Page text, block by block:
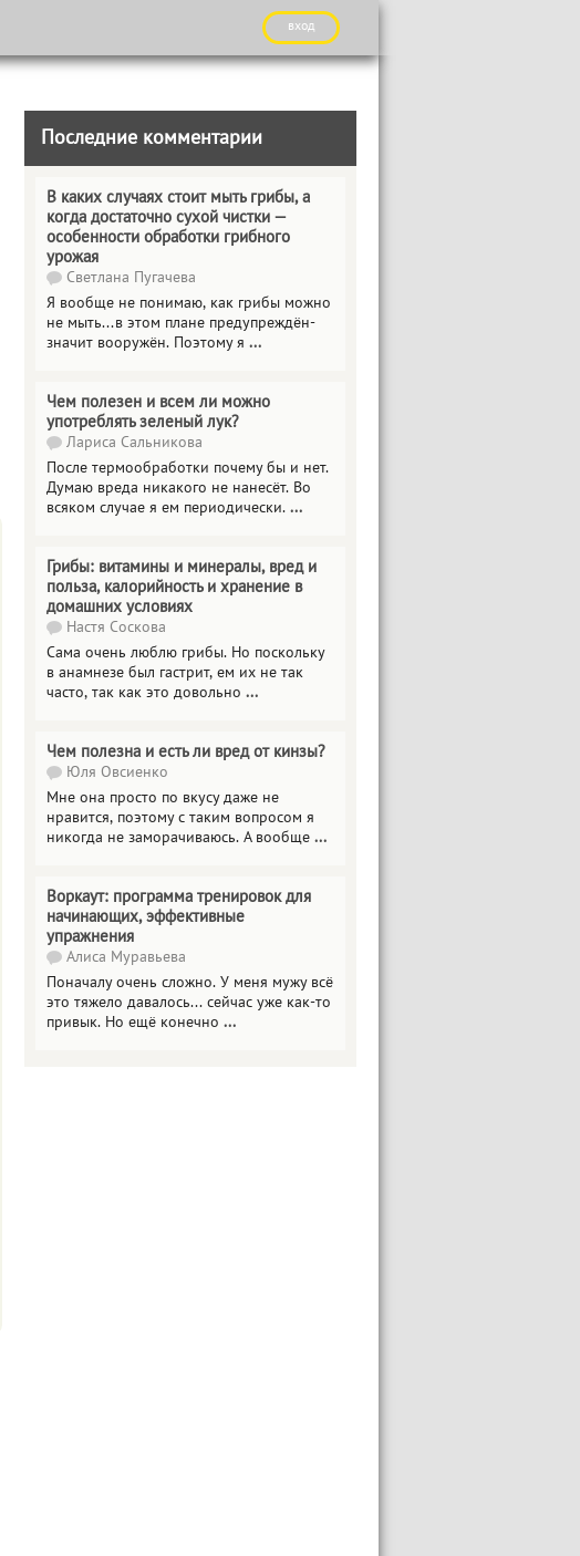
вход
Последние комментарии
В каких случаях стоит мыть грибы, а
когда достаточно сухой чистки —
особенности обработки грибного
урожая
Светлана Пугачева
Я вообще не понимаю, как грибы можно
не мыть...в этом плане предупреждён-
значит вооружён. Поэтому я ...
Чем полезен и всем ли можно
употреблять зеленый лук?
Лариса Сальникова
После термообработки почему бы и нет.
Думаю вреда никакого не нанесёт. Во
всяком случае я ем периодически. ...
Грибы: витамины и минералы, вред и
польза, калорийность и хранение в
домашних условиях
Настя Соскова
Сама очень люблю грибы. Но поскольку
в анамнезе был гастрит, ем их не так
часто, так как это довольно ...
Чем полезна и есть ли вред от кинзы?
Юля Овсиенко
Мне она просто по вкусу даже не
нравится, поэтому с таким вопросом я
никогда не заморачиваюсь. А вообще ...
Воркаут: программа тренировок для
начинающих, эффективные
упражнения
Алиса Муравьева
Поначалу очень сложно. У меня мужу всё
это тяжело давалось... сейчас уже как-то
привык. Но ещё конечно ...